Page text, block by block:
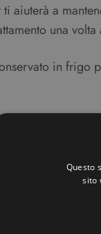
ti aiuterà a
una
in
sulla bellezza
consigli e sarai
da te
Questo
sito